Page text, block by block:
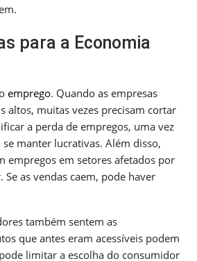
para a Economia
emprego. Quando as empresas
altos, muitas vezes precisam cortar
a perda de empregos, uma vez
manter lucrativas. Além disso,
empregos em setores afetados por
as vendas caem, pode haver
também sentem as
que antes eram acessíveis podem
limitar a escolha do consumidor